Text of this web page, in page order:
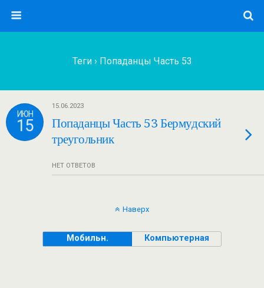
Теги › Попаданцы Часть 53
ИЮН
15
15.06.2023
Попаданцы Часть 53 Бермудский
треугольник
НЕТ ОТВЕТОВ
Наверх
Мобильн. Компьютерная